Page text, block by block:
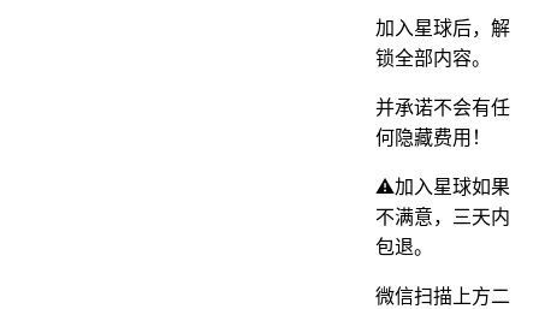
加入星球后，解
锁全部内容。
并承诺不会有任
何隐藏费用！
⚠️加入星球如果
不满意，三天内
包退。
微信扫描上方二